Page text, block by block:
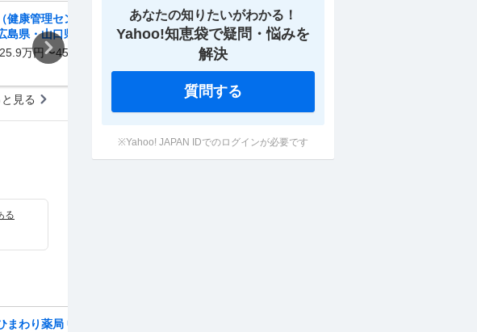
健康管理センター勤務
島県・山口県
万円〜45.9万円
スタンバイ
中電病院の医療事務正社員 未経
験OK 完全土日祝休み 駅チカ3分
月給16.6万円〜
スタンバイ
見る
る
まわり薬局 中山店の薬
あなたの知りたいがわかる！
Yahoo!知恵袋で疑問・悩みを
解決
質問する
※Yahoo! JAPAN IDでのログインが必要です